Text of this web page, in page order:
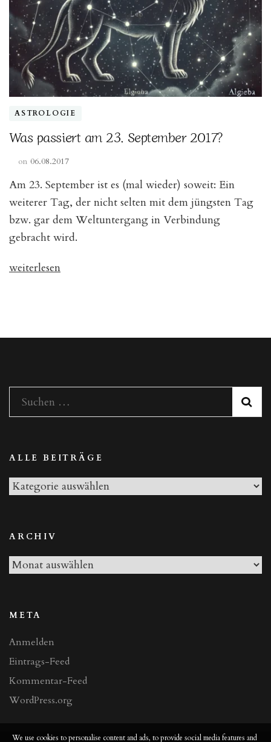
ASTROLOGIE
Was passiert am 23. September 2017?
on 06.08.2017
Am 23. September ist es (mal wieder) soweit: Ein
weiterer Tag, der nicht selten mit dem jüngsten Tag
bzw. gar dem Weltuntergang in Verbindung
gebracht wird.
„Was
September
weiterlesen
Suchen
nach:
ALLE BEITRÄGE
Alle
ARCHIV
Archiv
META
Anmelden
Eintrags-Feed
Kommentar-Feed
WordPress.org
We use cookies to personalise content and ads, to provide social media features and